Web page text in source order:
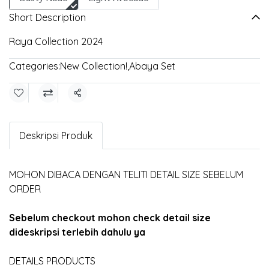
Short Description
Raya Collection 2024
Categories:New Collection!,Abaya Set
Share
Deskripsi Produk
MOHON DIBACA DENGAN TELITI DETAIL SIZE SEBELUM
ORDER
Sebelum checkout mohon check detail size
dideskripsi terlebih dahulu ya
DETAILS PRODUCTS